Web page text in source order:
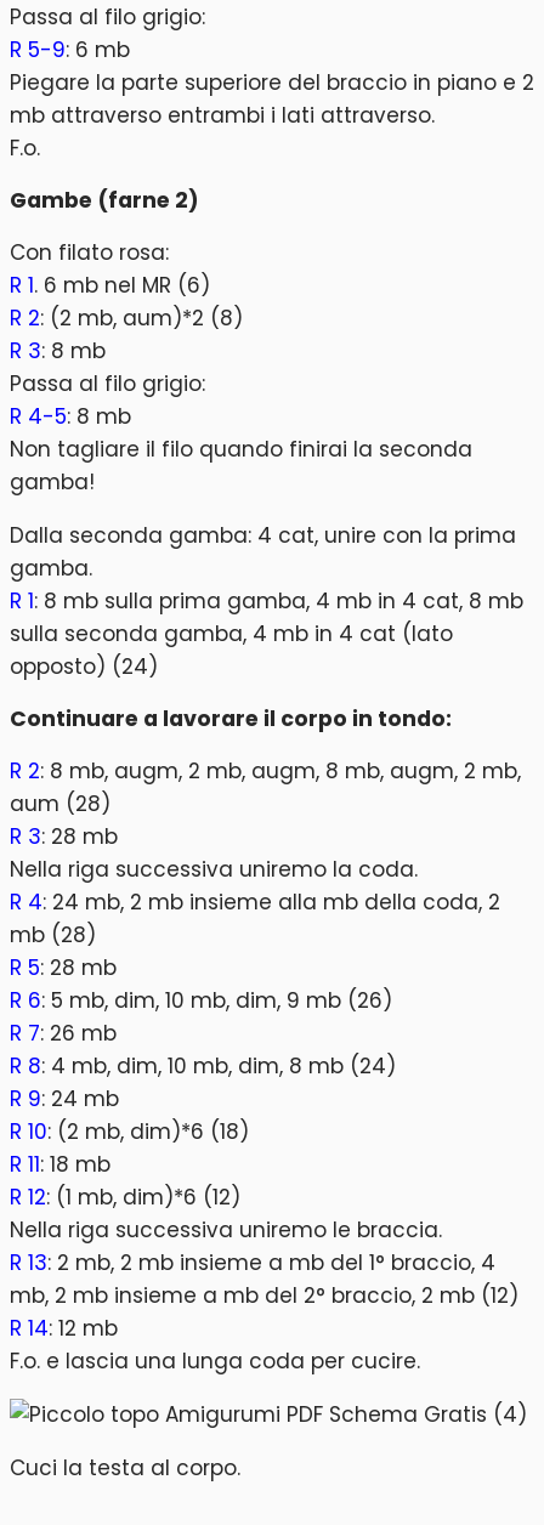
Passa al filo grigio:
R 5-9: 6 mb
Piegare la parte superiore del braccio in piano e 2
mb attraverso entrambi i lati attraverso.
F.o.
Gambe (farne 2)
Con filato rosa:
R 1. 6 mb nel MR (6)
R 2: (2 mb, aum)*2 (8)
R 3: 8 mb
Passa al filo grigio:
R 4-5: 8 mb
Non tagliare il filo quando finirai la seconda
gamba!
Dalla seconda gamba: 4 cat, unire con la prima
gamba.
R 1: 8 mb sulla prima gamba, 4 mb in 4 cat, 8 mb
sulla seconda gamba, 4 mb in 4 cat (lato
opposto) (24)
Continuare a lavorare il corpo in tondo:
R 2: 8 mb, augm, 2 mb, augm, 8 mb, augm, 2 mb,
aum (28)
R 3: 28 mb
Nella riga successiva uniremo la coda.
R 4: 24 mb, 2 mb insieme alla mb della coda, 2
mb (28)
R 5: 28 mb
R 6: 5 mb, dim, 10 mb, dim, 9 mb (26)
R 7: 26 mb
R 8: 4 mb, dim, 10 mb, dim, 8 mb (24)
R 9: 24 mb
R 10: (2 mb, dim)*6 (18)
R 11: 18 mb
R 12: (1 mb, dim)*6 (12)
Nella riga successiva uniremo le braccia.
R 13: 2 mb, 2 mb insieme a mb del 1° braccio, 4
mb, 2 mb insieme a mb del 2° braccio, 2 mb (12)
R 14: 12 mb
F.o. e lascia una lunga coda per cucire.
Cuci la testa al corpo.